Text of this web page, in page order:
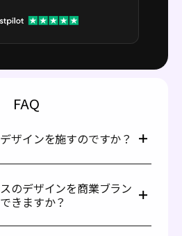
FAQ
ザインを施すのですか？
リンクウェアを作ることができま
スは結婚式やお祝いに特別な雰囲
られない思い出を提供します。ま
のデザインを商業ブラン
きますか？